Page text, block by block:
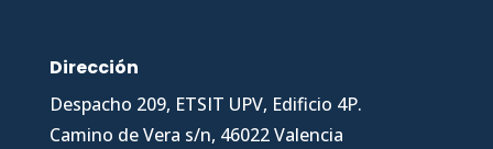
Dirección
Despacho 209, ETSIT UPV, Edificio 4P.
Camino de Vera s/n, 46022 Valencia